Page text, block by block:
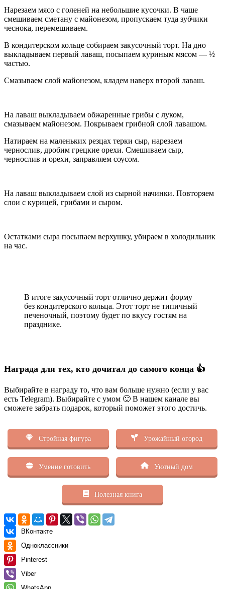
Нарезаем мясо с голеней на небольшие кусочки. В чаше
смешиваем сметану с майонезом, пропускаем туда зубчики
чеснока, перемешиваем.
В кондитерском кольце собираем закусочный торт. На дно
выкладываем первый лаваш, посыпаем куриным мясом — ½
частью.
Смазываем слой майонезом, кладем наверх второй лаваш.
На лаваш выкладываем обжаренные грибы с луком,
смазываем майонезом. Покрываем грибной слой лавашом.
Натираем на маленьких резцах терки сыр, нарезаем
чернослив, дробим грецкие орехи. Смешиваем сыр,
чернослив и орехи, заправляем соусом.
На лаваш выкладываем слой из сырной начинки. Повторяем
слои с курицей, грибами и сыром.
Остатками сыра посыпаем верхушку, убираем в холодильник
на час.
В итоге закусочный торт отлично держит форму
без кондитерского кольца. Этот торт не типичный
печеночный, поэтому будет по вкусу гостям на
празднике.
Награда для тех, кто дочитал до самого конца 👍
Выбирайте в награду то, что вам больше нужно (если у вас
есть Telegram). Выбирайте с умом 🙂 В нашем канале вы
сможете забрать подарок, который поможет этого достичь.
Стройная фигура Урожайный огород
Умение готовить Уютный дом
Полезная книга
ВКонтакте
Одноклассники
Pinterest
Viber